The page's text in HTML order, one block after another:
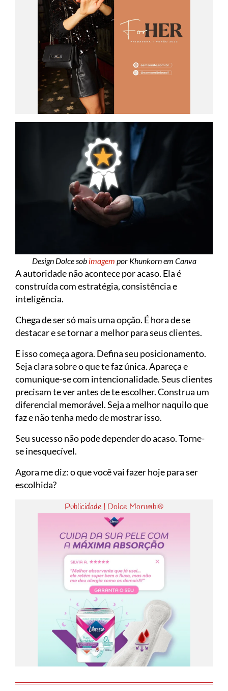
Design Dolce sob imagem por Khunkorn em Canva
A autoridade não acontece por acaso. Ela é
construída com estratégia, consistência e
inteligência.
Chega de ser só mais uma opção. É hora de se
destacar e se tornar a melhor para seus clientes.
E isso começa agora. Defina seu posicionamento.
Seja clara sobre o que te faz única. Apareça e
comunique-se com intencionalidade. Seus clientes
precisam te ver antes de te escolher. Construa um
diferencial memorável. Seja a melhor naquilo que
faz e não tenha medo de mostrar isso.
Seu sucesso não pode depender do acaso. Torne-
se inesquecível.
Agora me diz: o que você vai fazer hoje para ser
escolhida?
Publicidade | Dolce Morumbi®